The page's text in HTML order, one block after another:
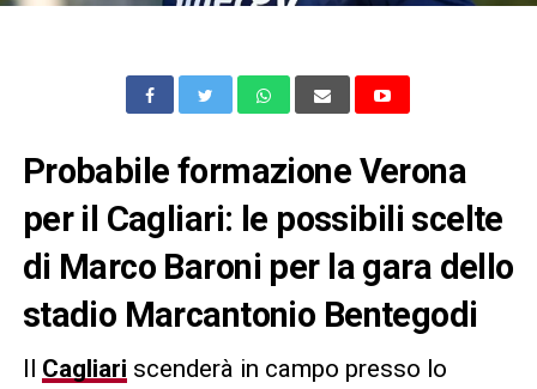
Probabile formazione Verona
per il Cagliari: le possibili scelte
di Marco Baroni per la gara dello
stadio Marcantonio Bentegodi
Il Cagliari scenderà in campo presso lo